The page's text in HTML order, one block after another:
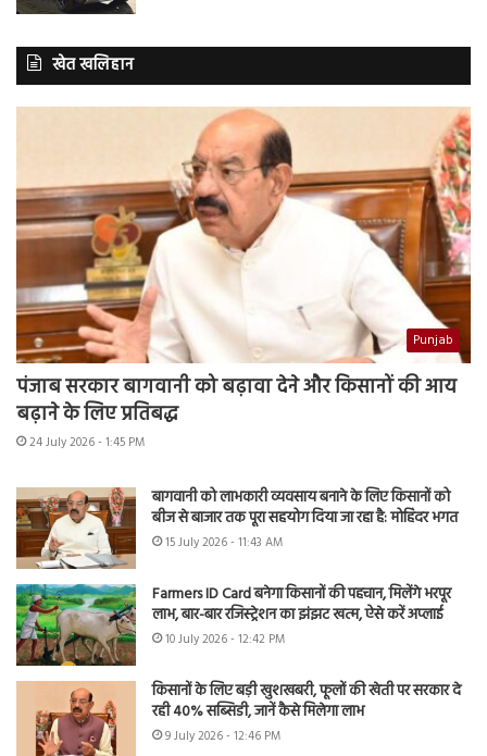
खेत खलिहान
Punjab
पंजाब सरकार बागवानी को बढ़ावा देने और किसानों की आय
बढ़ाने के लिए प्रतिबद्ध
24 July 2026 - 1:45 PM
बागवानी को लाभकारी व्यवसाय बनाने के लिए किसानों को
बीज से बाजार तक पूरा सहयोग दिया जा रहा है: मोहिंदर भगत
15 July 2026 - 11:43 AM
Farmers ID Card बनेगा किसानों की पहचान, मिलेंगे भरपूर
लाभ, बार-बार रजिस्ट्रेशन का झंझट खत्म, ऐसे करें अप्लाई
10 July 2026 - 12:42 PM
किसानों के लिए बड़ी खुशखबरी, फूलों की खेती पर सरकार दे
रही 40% सब्सिडी, जानें कैसे मिलेगा लाभ
9 July 2026 - 12:46 PM